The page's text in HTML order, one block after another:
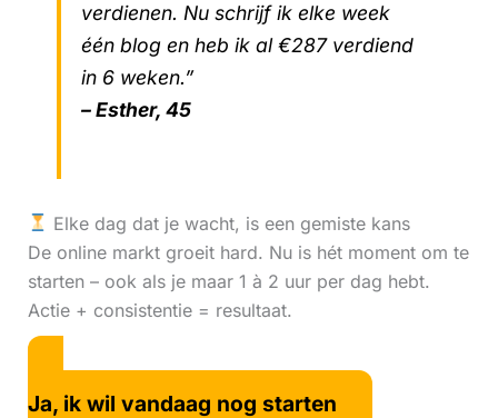
verdienen. Nu schrijf ik elke week
één blog en heb ik al €287 verdiend
in 6 weken.”
– Esther, 45
Elke dag dat je wacht, is een gemiste kans
De online markt groeit hard. Nu is hét moment om te
starten – ook als je maar 1 à 2 uur per dag hebt.
Actie + consistentie = resultaat.
Ja, ik wil vandaag nog starten